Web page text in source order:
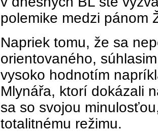
polemike medzi pánom
Napriek tomu, že sa
orientovaného,
vysoko hodnotím
Mlynářa, ktorí dokázali
sa so svojou
totalitnému režimu.